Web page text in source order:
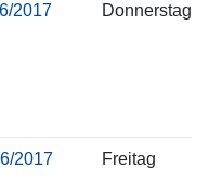
2017 Donnerstag
2017 Freitag